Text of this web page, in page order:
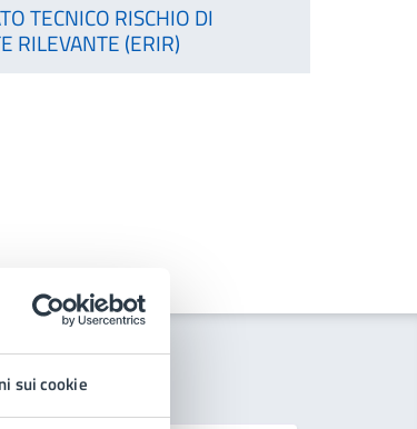
sui cookie
TECNICO RISCHIO DI
RILEVANTE (ERIR)